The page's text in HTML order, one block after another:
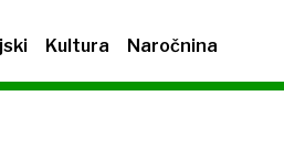
Kultura Naročnina